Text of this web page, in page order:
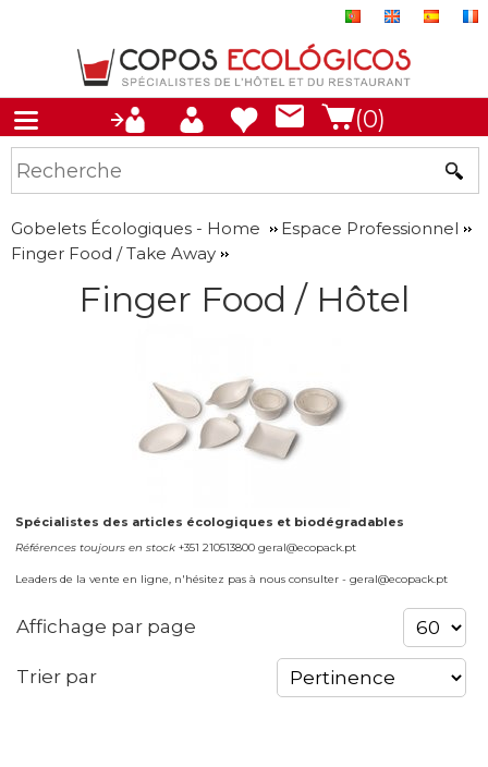
(0)
Gobelets Écologiques - Home
Espace Professionnel
Finger Food / Take Away
Finger Food / Hôtel
Spécialistes des articles écologiques et biodégradables
Références toujours en stock +351 210513800 geral@ecopack.pt
Leaders de la vente en ligne, n'hésitez pas à nous consulter - geral@ecopack.pt
Affichage par page
Trier par